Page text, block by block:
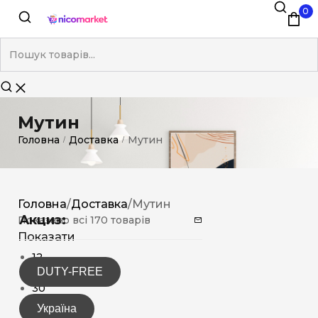
0
Мутин
Головна / Доставка / Мутин
Акциз:
DUTY-FREE
Україна
Головна/Доставка/Мутин
Показано всі 170 товарів
Показати
12
15
30